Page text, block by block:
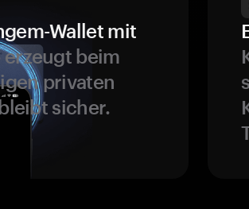
Wallet mit
beim
privaten
sicher.